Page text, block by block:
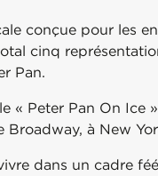
conçue pour les
cinq
Pan.
« Peter Pan On
Broadway, à New
dans un cadre